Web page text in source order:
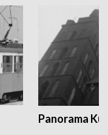
Panorama